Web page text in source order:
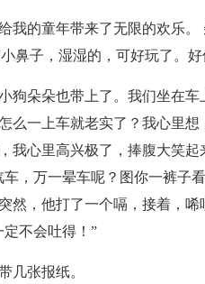
我的童年带来了无限的欢乐。
鼻子，湿湿的，可好玩了。好
狗朵朵也带上了。我们坐在车
么一上车就老实了？我心里想
我心里高兴极了，捧腹大笑起
，万一晕车呢？图你一裤子
然，他打了一个嗝，接着，唏
不会吐得！”
几张报纸。